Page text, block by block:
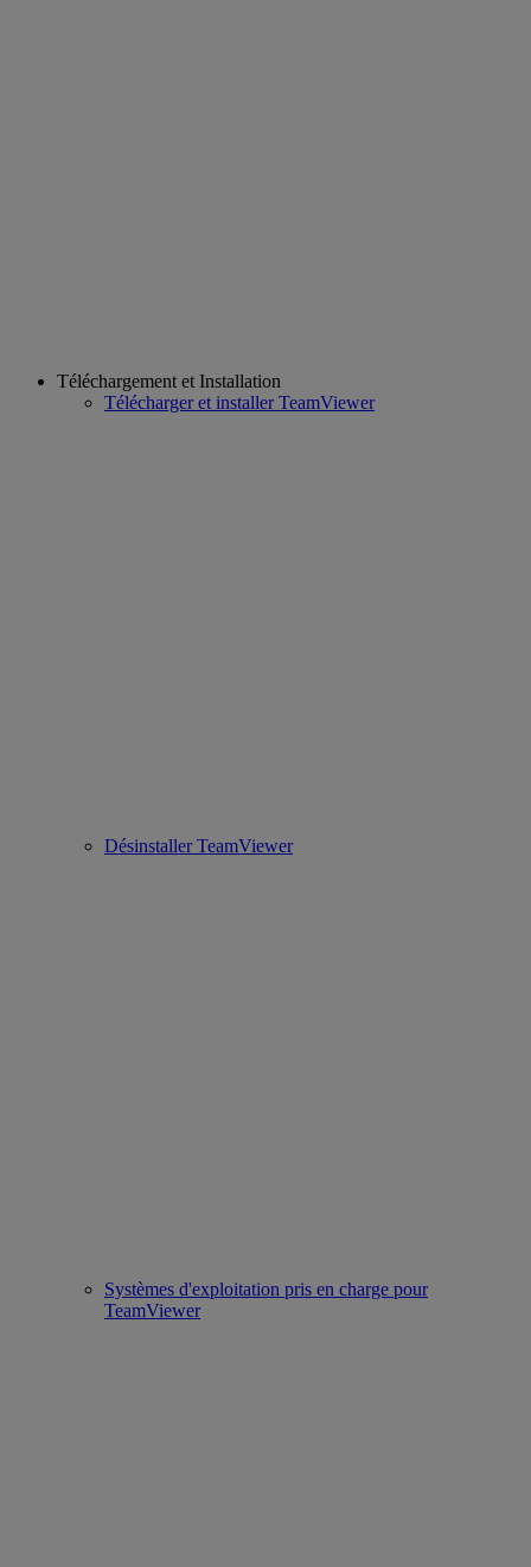
Téléchargement et Installation
Télécharger et installer TeamViewer
Désinstaller TeamViewer
Systèmes d'exploitation pris en charge pour
TeamViewer